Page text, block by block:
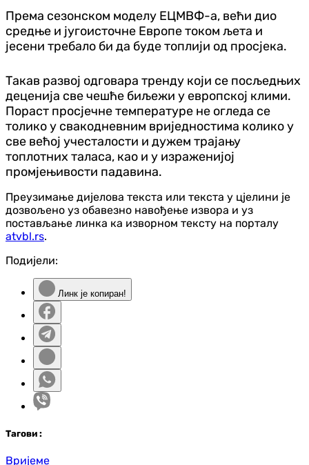
Према сезонском моделу ЕЦМВФ-а, већи дио
средње и југоисточне Европе током љета и
јесени требало би да буде топлији од просјека.
Такав развој одговара тренду који се посљедњих
деценија све чешће биљежи у европској клими.
Пораст просјечне температуре не огледа се
толико у свакодневним вриједностима колико у
све већој учесталости и дужем трајању
топлотних таласа, као и у израженијој
промјењивости падавина.
Преузимање дијелова текста или текста у цјелини је
дозвољено уз обавезно навођење извора и уз
постављање линка ка изворном тексту на порталу
atvbl.rs.
Подијели:
Линк је копиран!
Тагови :
Вријеме